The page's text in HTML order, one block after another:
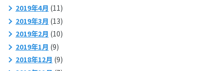
2019年4月 (11)
2019年3月 (13)
2019年2月 (10)
2019年1月 (9)
2018年12月 (9)